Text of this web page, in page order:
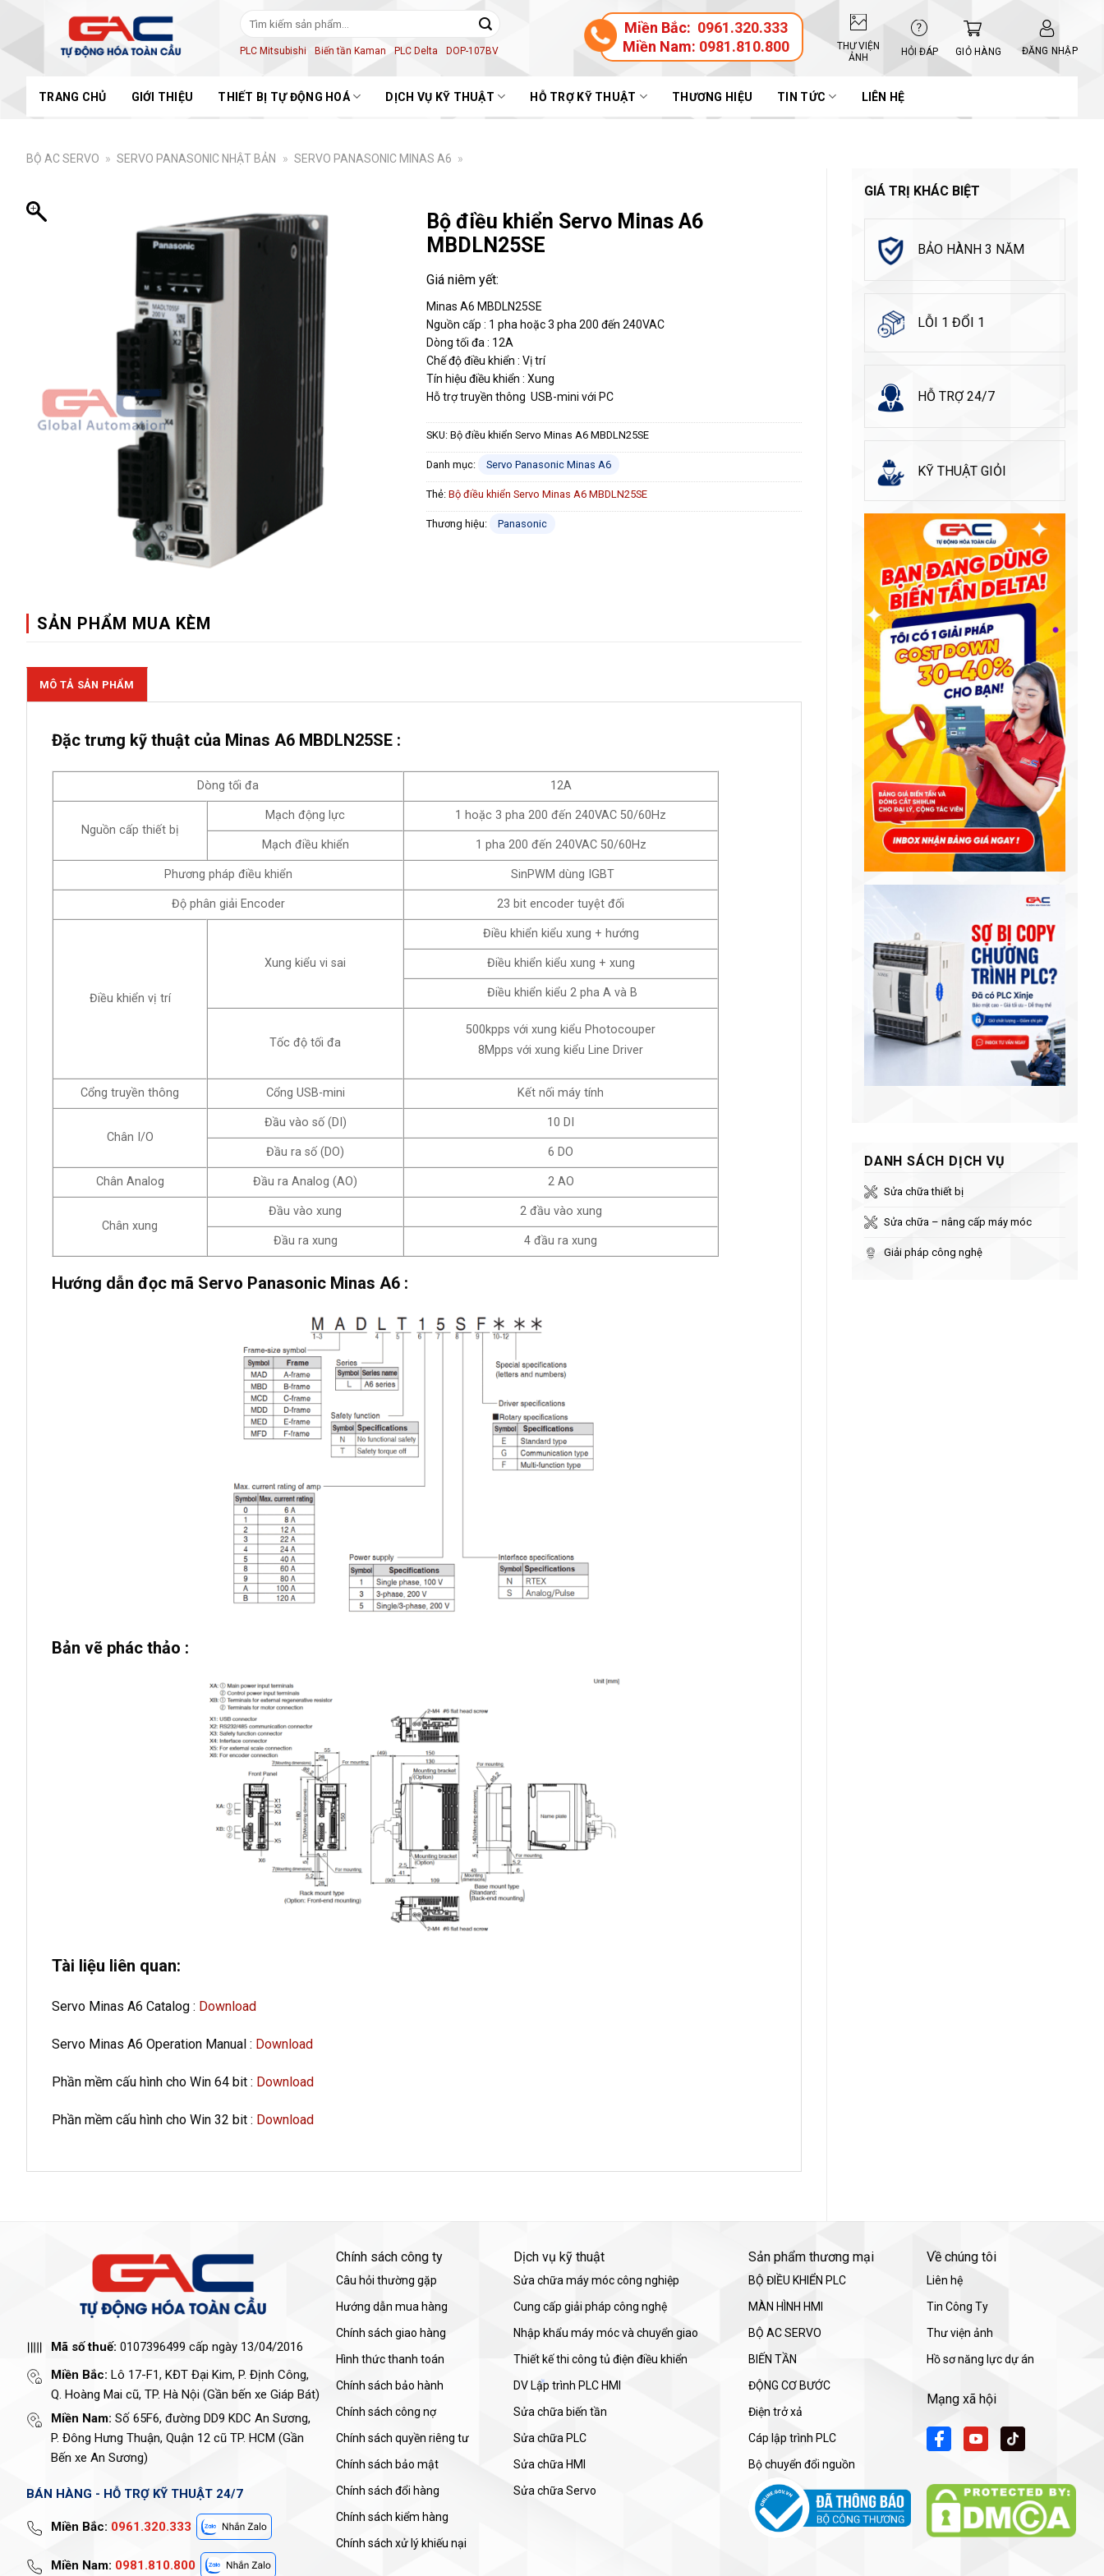
content
PLC Mitsubishi
Biến tần Kaman PLC Delta DOP-107BV
Miền Bắc: 0961.320.333
Miền Nam: 0981.810.800
THƯ VIỆN
ẢNH
HỎI ĐÁP GIỎ HÀNG ĐĂNG NHẬP
TRANG CHỦ GIỚI THIỆU THIẾT BỊ TỰ ĐỘNG HOÁ DỊCH VỤ KỸ THUẬT HỖ TRỢ KỸ THUẬT THƯƠNG HIỆU TIN TỨC LIÊN HỆ
BỘ AC SERVO » SERVO PANASONIC NHẬT BẢN » SERVO PANASONIC MINAS A6 »
GIÁ TRỊ KHÁC BIỆT
BẢO HÀNH 3 NĂM
LỖI 1 ĐỔI 1
HỖ TRỢ 24/7
KỸ THUẬT GIỎI
DANH SÁCH DỊCH VỤ
Sửa chữa thiết bị
Sửa chữa – nâng cấp máy móc
Giải pháp công nghệ
Bộ điều khiển Servo Minas A6
MBDLN25SE
Minas A6 MBDLN25SE
Nguồn cấp : 1 pha hoặc 3 pha 200 đến 240VAC
Dòng tối đa : 12A
Chế độ điều khiển : Vị trí
Tín hiệu điều khiển : Xung
Hỗ trợ truyền thông USB-mini với PC
SKU: Bộ điều khiển Servo Minas A6 MBDLN25SE
Danh mục: Servo Panasonic Minas A6
Thẻ: Bộ điều khiển Servo Minas A6 MBDLN25SE
Thương hiệu: Panasonic
SẢN PHẨM MUA KÈM
MÔ TẢ SẢN PHẨM
Đặc trưng kỹ thuật của Minas A6 MBDLN25SE :
Dòng tối đa 12A
Nguồn cấp thiết bị
Mạch động lực 1 hoặc 3 pha 200 đến 240VAC 50/60Hz
Mạch điều khiển 1 pha 200 đến 240VAC 50/60Hz
Phương pháp điều khiển SinPWM dùng IGBT
Độ phân giải Encoder 23 bit encoder tuyệt đối
Điều khiển vị trí
Xung kiểu vi sai
Điều khiển kiểu xung + hướng
Điều khiển kiểu xung + xung
Điều khiển kiểu 2 pha A và B
Tốc độ tối đa
500kpps với xung kiểu Photocouper
8Mpps với xung kiểu Line Driver
Cổng truyền thông Cổng USB-mini Kết nối máy tính
Chân I/O
Đầu vào số (DI) 10 DI
Đầu ra số (DO) 6 DO
Chân Analog Đầu ra Analog (AO) 2 AO
Chân xung
Đầu vào xung 2 đầu vào xung
Đầu ra xung 4 đầu ra xung
Hướng dẫn đọc mã Servo Panasonic Minas A6 :
Bản vẽ phác thảo :
Tài liệu liên quan:
Servo Minas A6 Catalog : Download
Servo Minas A6 Operation Manual : Download
Phần mềm cấu hình cho Win 64 bit : Download
Phần mềm cấu hình cho Win 32 bit : Download
Mã số thuế: 0107396499 cấp ngày 13/04/2016
Miền Bắc: Lô 17-F1, KĐT Đại Kim, P. Định Công,
Q. Hoàng Mai cũ, TP. Hà Nội (Gần bến xe Giáp Bát)
Miền Nam: Số 65F6, đường DD9 KDC An Sương,
P. Đông Hưng Thuận, Quận 12 cũ TP. HCM (Gần
Bến xe An Sương)
BÁN HÀNG - HỖ TRỢ KỸ THUẬT 24/7
Miền Bắc: 0961.320.333
Miền Nam: 0981.810.800
Chính sách công ty
Câu hỏi thường gặp
Hướng dẫn mua hàng
Chính sách giao hàng
Hình thức thanh toán
Chính sách bảo hành
Chính sách công nợ
Chính sách quyền riêng tư
Chính sách bảo mật
Chính sách đổi hàng
Chính sách kiểm hàng
Chính sách xử lý khiếu nại
Dịch vụ kỹ thuật
Sửa chữa máy móc công nghiệp
Cung cấp giải pháp công nghệ
Nhập khẩu máy móc và chuyển giao
Thiết kế thi công tủ điện điều khiển
DV Lập trình PLC HMI
Sửa chữa biến tần
Sửa chữa PLC
Sửa chữa HMI
Sửa chữa Servo
Sản phẩm thương mại
BỘ ĐIỀU KHIỂN PLC
MÀN HÌNH HMI
BỘ AC SERVO
BIẾN TẦN
ĐỘNG CƠ BƯỚC
Điện trở xả
Cáp lập trình PLC
Bộ chuyển đổi nguồn
Về chúng tôi
Liên hệ
Tin Công Ty
Thư viện ảnh
Hồ sơ năng lực dự án
Mạng xã hội